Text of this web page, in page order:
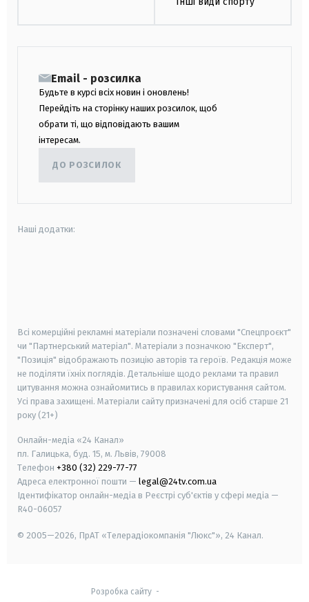
Email - розсилка
Будьте в курсі всіх новин і оновлень!
Перейдіть на сторінку наших розсилок, щоб
обрати ті, що відповідають вашим
інтересам.
ДО РОЗСИЛОК
Наші додатки:
Всі комерційні рекламні матеріали позначені словами "Спецпроєкт"
чи "Партнерський матеріал". Матеріали з позначкою "Експерт",
"Позиція" відображають позицію авторів та героїв. Редакція може
не поділяти їхніх поглядів. Детальніше щодо реклами та правил
цитування можна ознайомитись в правилах користування сайтом.
Усі права захищені. Матеріали сайту призначені для осіб старше 21
року (21+)
Онлайн-медіа «24 Канал»
пл. Галицька, буд. 15, м. Львів, 79008
Телефон +380 (32) 229-77-77
Адреса електронної пошти — legal@24tv.com.ua
Ідентифікатор онлайн-медіа в Реєстрі суб'єктів у сфері медіа —
R40-06057
© 2005—2026, ПрАТ «Телерадіокомпанія "Люкс"», 24 Канал.
Розробка сайту-